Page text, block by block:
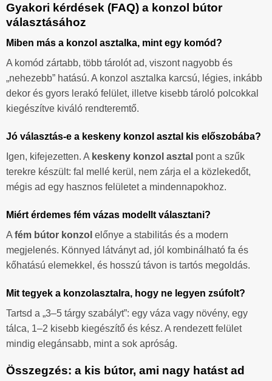
Gyakori kérdések (FAQ) a konzol bútor
választásához
Miben más a konzol asztalka, mint egy komód?
A komód zártabb, több tárolót ad, viszont nagyobb és
„nehezebb” hatású. A konzol asztalka karcsú, légies, inkább
dekor és gyors lerakó felület, illetve kisebb tároló polcokkal
kiegészítve kiváló rendteremtő.
Jó választás-e a keskeny konzol asztal kis előszobába?
Igen, kifejezetten. A keskeny konzol asztal pont a szűk
terekre készült: fal mellé kerül, nem zárja el a közlekedőt,
mégis ad egy hasznos felületet a mindennapokhoz.
Miért érdemes fém vázas modellt választani?
A fém bútor konzol előnye a stabilitás és a modern
megjelenés. Könnyed látványt ad, jól kombinálható fa és
kőhatású elemekkel, és hosszú távon is tartós megoldás.
Mit tegyek a konzolasztalra, hogy ne legyen zsúfolt?
Tartsd a „3–5 tárgy szabályt”: egy váza vagy növény, egy
tálca, 1–2 kisebb kiegészítő és kész. A rendezett felület
mindig elegánsabb, mint a sok apróság.
Összegzés: a kis bútor, ami nagy hatást ad